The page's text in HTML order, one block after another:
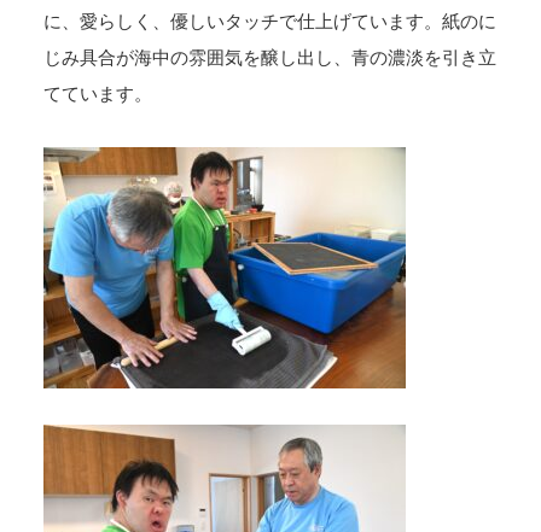
に、愛らしく、優しいタッチで仕上げています。紙のに
じみ具合が海中の雰囲気を醸し出し、青の濃淡を引き立
てています。